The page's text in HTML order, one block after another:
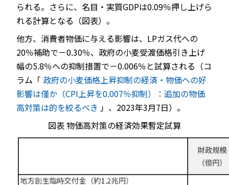
られる。さらに、名目・実質GDPは0.09％押し上げら
れる計算となる（図表）。
他方、消費者物価に与える影響は、LPガス代への
20％補助で－0.30％、政府の小麦受渡価格引き上げ
幅の5.8％への抑制措置で－0.006％と試算される（コ
ラム「 政府の小麦価格上昇抑制の経済・物価への好
影響は僅か（CPI上昇を0.007％抑制）：追加の物価
高対策は的を絞るべき 」、2023年3月7日）。
図表 物価高対策の経済効果暫定試算